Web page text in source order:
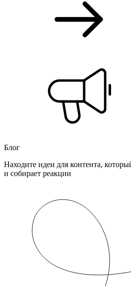
Блог
Находите идеи для контента,
и собирает реакции